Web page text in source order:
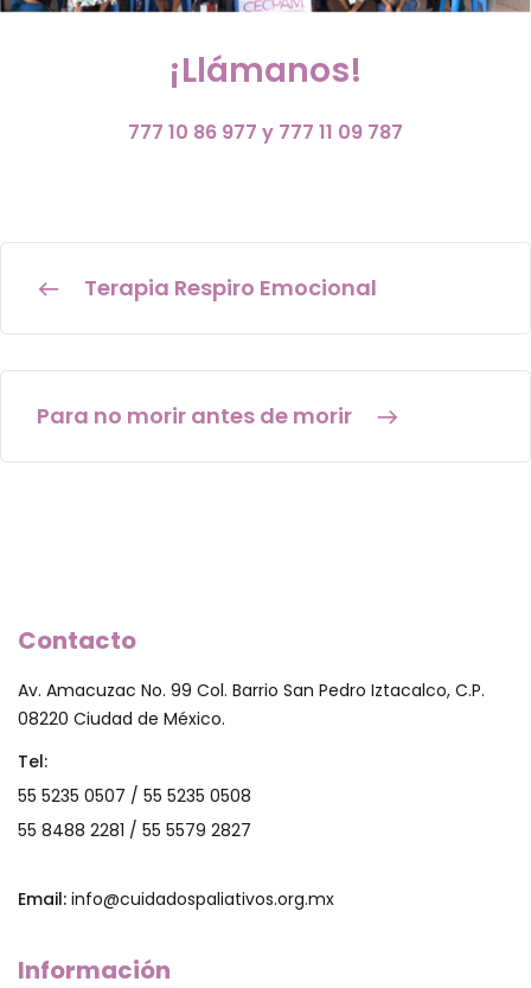
¡Llámanos!
777 10 86 977 y 777 11 09 787
Terapia Respiro Emocional
Para no morir antes de morir
Contacto
Av. Amacuzac No. 99 Col. Barrio San Pedro Iztacalco, C.P.
08220 Ciudad de México.
Tel:
55 5235 0507 / 55 5235 0508
55 8488 2281 / 55 5579 2827
Email: info@cuidadospaliativos.org.mx
Información